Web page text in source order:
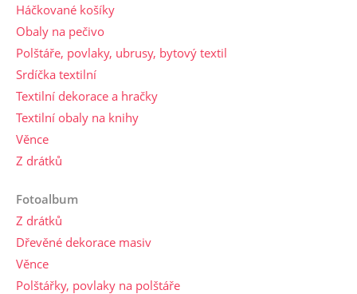
Háčkované košíky
Obaly na pečivo
Polštáře, povlaky, ubrusy, bytový textil
Srdíčka textilní
Textilní dekorace a hračky
Textilní obaly na knihy
Věnce
Z drátků
Fotoalbum
Z drátků
Dřevěné dekorace masiv
Věnce
Polštářky, povlaky na polštáře